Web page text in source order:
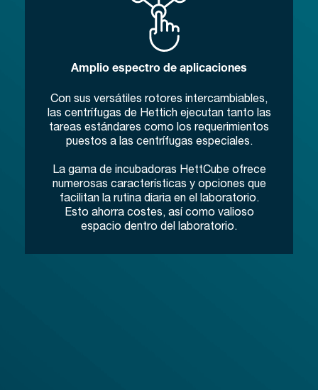
Amplio espectro de aplicaciones
Con sus versátiles rotores intercambiables,
las centrífugas de Hettich ejecutan tanto las
tareas estándares como los requerimientos
puestos a las centrífugas especiales.
La gama de incubadoras HettCube ofrece
numerosas características y opciones que
facilitan la rutina diaria en el laboratorio.
Esto ahorra costes, así como valioso
espacio dentro del laboratorio.